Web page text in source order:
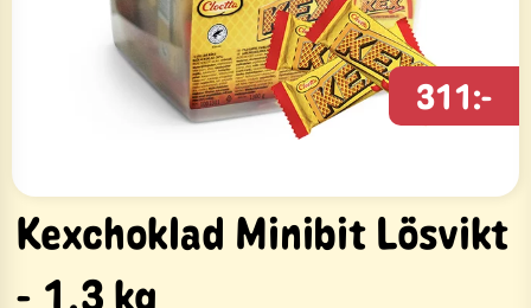
Kexchoklad Minibit Lösvikt
- 1,3 kg
311:-